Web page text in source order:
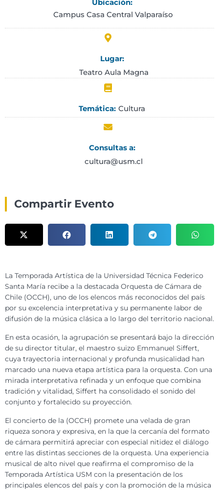
La Temporada Artística de la Universidad Técnica Federico
Santa María recibe a la destacada Orquesta de Cámara de
Chile (OCCH), uno de los elencos más reconocidos del país
por su excelencia interpretativa y su permanente labor de
difusión de la música clásica a lo largo del territorio nacional.
En esta ocasión, la agrupación se presentará bajo la dirección
de su director titular, el maestro suizo Emmanuel Siffert,
cuya trayectoria internacional y profunda musicalidad han
marcado una nueva etapa artística para la orquesta. Con una
mirada interpretativa refinada y un enfoque que combina
tradición y vitalidad, Siffert ha consolidado el sonido del
conjunto y fortalecido su proyección.
El concierto de la (OCCH) promete una velada de gran
riqueza sonora y expresiva, en la que la cercanía del formato
de cámara permitirá apreciar con especial nitidez el diálogo
entre las distintas secciones de la orquesta. Una experiencia
musical de alto nivel que reafirma el compromiso de la
Temporada Artística USM con la presentación de los
principales elencos del país y con la promoción de la música
Ubicación:
Campus Casa Central Valparaíso
Lugar:
Teatro Aula Magna
Temática: Cultura
Consultas a:
cultura@usm.cl
Compartir Evento